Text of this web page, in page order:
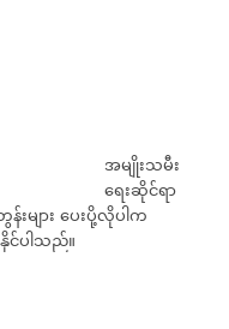
အမျိုးသမီး
ရေးဆိုင်ရာ
းများ ပေးပို့လိုပါက
ပါသည်။